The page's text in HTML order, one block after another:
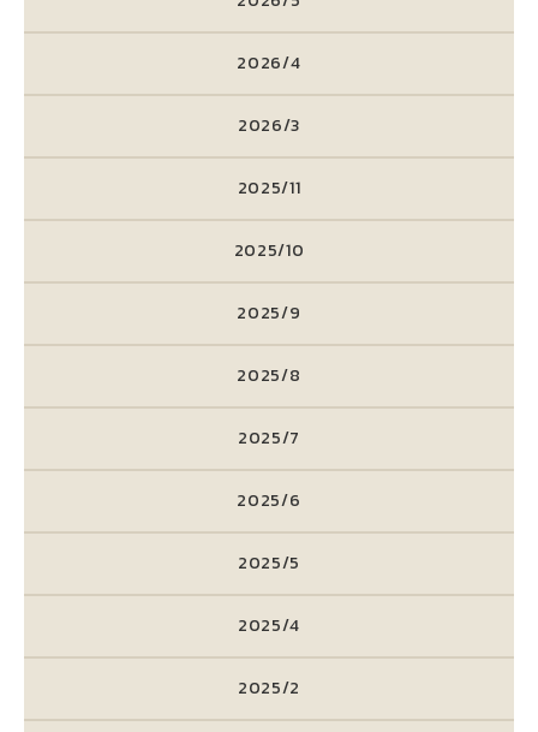
2026/4
2026/3
2025/11
2025/10
2025/9
2025/8
2025/7
2025/6
2025/5
2025/4
2025/2